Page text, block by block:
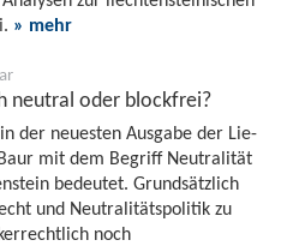
» mehr
neutral oder blockfrei?
der neuesten Ausgabe der Lie-
mit dem Begriff Neutralität
bedeutet. Grundsätzlich
und Neutralitätspolitik zu
noch